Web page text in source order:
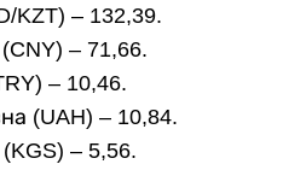
KZT) – 132,39.
– 71,66.
– 10,46.
(UAH) – 10,84.
– 5,56.